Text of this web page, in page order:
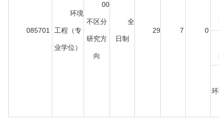
085701
环境
工程（专
业学位）
00
不区分
研究方
向
全
日制
29 7 0